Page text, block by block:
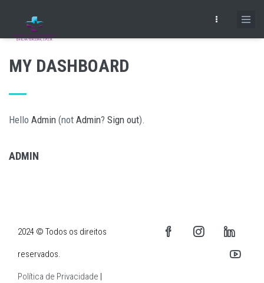
main
MY DASHBOARD
Hello Admin (not Admin? Sign out).
ADMIN
2024 © Todos os direitos
reservados.
Política de Privacidade |